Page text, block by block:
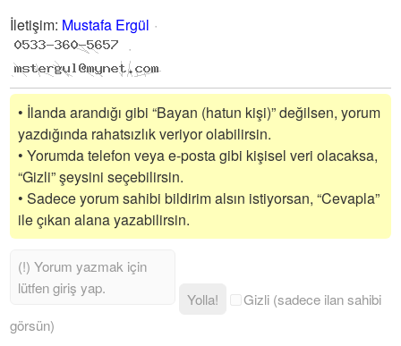
İletişim: Mustafa Ergül
• İlanda arandığı gibi “Bayan (hatun kişi)” değilsen, yorum
yazdığında rahatsızlık veriyor olabilirsin.
• Yorumda telefon veya e-posta gibi kişisel veri olacaksa,
“Gizli” şeysini seçebilirsin.
• Sadece yorum sahibi bildirim alsın istiyorsan, “Cevapla”
ile çıkan alana yazabilirsin.
Yolla!
Gizli (sadece ilan sahibi
görsün)